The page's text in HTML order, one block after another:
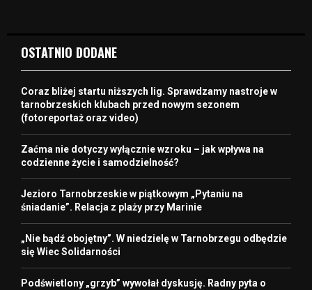
OSTATNIO DODANE
Coraz bliżej startu niższych lig. Sprawdzamy nastroje w
tarnobrzeskich klubach przed nowym sezonem
(fotoreportaż oraz video)
Zaćma nie dotyczy wyłącznie wzroku – jak wpływa na
codzienne życie i samodzielność?
Jezioro Tarnobrzeskie w piątkowym „Pytaniu na
śniadanie”. Relacja z plaży przy Marinie
„Nie bądź obojętny”. W niedzielę w Tarnobrzegu odbędzie
się Wiec Solidarności
Podświetlony „grzyb” wywołał dyskusję. Radny pyta o